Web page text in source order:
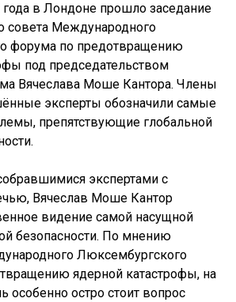
в Лондоне прошло заседание
совета Международного
форума по предотвращению
под председательством
Вячеслава Моше Кантора. Члены
эксперты обозначили самые
препятствующие глобальной
экспертами с
Вячеслав Моше Кантор
видение самой насущной
безопасности. По мнению
Люксембургского
ядерной катастрофы, на
особенно остро стоит вопрос